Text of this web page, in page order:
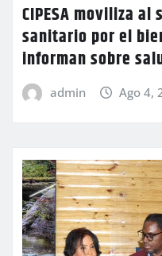
CIPESA moviliza
sanitario por el
informan sobre
admin Ago 4,